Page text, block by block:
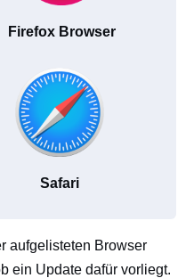
Firefox Browser
Safari
aufgelisteten Browser
ein Update dafür vorliegt.